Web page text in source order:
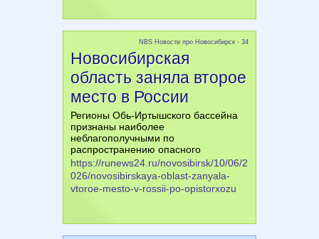
NBS Новости про Новосибирск - 34
Новосибирская
область заняла второе
место в России
Регионы Обь-Иртышского бассейна
признаны наиболее
неблагополучными по
распространению опасного
https://runews24.ru/novosibirsk/10/06/2
026/novosibirskaya-oblast-zanyala-
vtoroe-mesto-v-rossii-po-opistorxozu